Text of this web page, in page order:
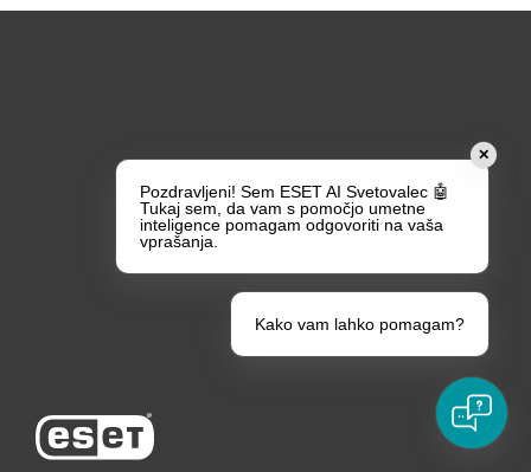
Partnership
Support
✕
Pozdravljeni! Sem ESET AI Svetovalec 🤖
Tukaj sem, da vam s pomočjo umetne
inteligence pomagam odgovoriti na vaša
vprašanja.
Kako vam lahko pomagam?